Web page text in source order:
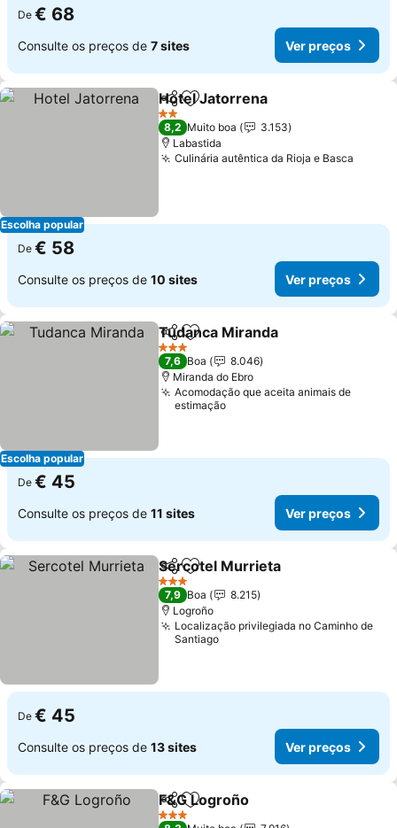
De € 68
Consulte os preços de 7 sites Ver preços
Escolha popular
PartilharAdicionar aos favoritos
Hotel Jatorrena
2 Estrelas
8,2 Muito boa
3.153
Labastida
Culinária autêntica da Rioja e Basca
De € 58
Consulte os preços de 10 sites Ver preços
Escolha popular
PartilharAdicionar aos favoritos
Tudanca Miranda
3 Estrelas
7,6 Boa
8.046
Miranda do Ebro
Acomodação que aceita animais de
estimação
De € 45
Consulte os preços de 11 sites Ver preços
PartilharAdicionar aos favoritos
Sercotel Murrieta
3 Estrelas
7,9 Boa
8.215
Logroño
Localização privilegiada no Caminho de
Santiago
De € 45
Consulte os preços de 13 sites Ver preços
PartilharAdicionar aos favoritos
F&G Logroño
3 Estrelas